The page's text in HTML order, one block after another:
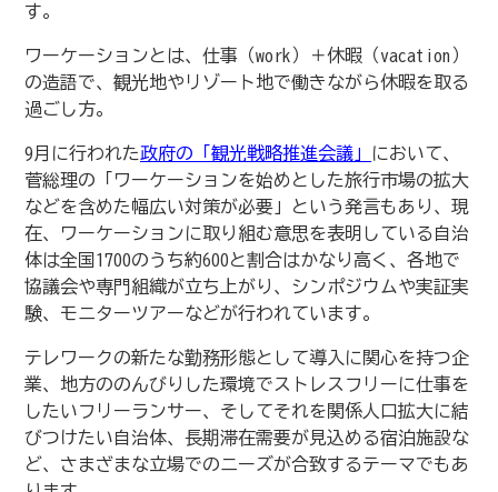
す。
ワーケーションとは、仕事（work）＋休暇（vacation）
の造語で、観光地やリゾート地で働きながら休暇を取る
過ごし方。
9月に行われた政府の「観光戦略推進会議」
において、
菅総理の「ワーケーションを始めとした旅行市場の拡大
などを含めた幅広い対策が必要」という発言もあり、現
在、ワーケーションに取り組む意思を表明している自治
体は全国 1700のうち約600と割合はかなり高く、 各地で
協議会や専門組織が立ち上がり、シンポジウムや実証実
験、モニターツアーなどが行われています。
テレワークの新たな勤務形態として導入に関心を持つ企
業、地方ののんびりした環境でストレスフリーに仕事を
したいフリーランサー、そしてそれを関係人口拡大に結
びつけたい自治体、長期滞在需要が見込める宿泊施設な
ど、さまざまな立場でのニーズが合致するテーマでもあ